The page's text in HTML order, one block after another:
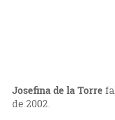
Josefina de la Torre
de 2002.